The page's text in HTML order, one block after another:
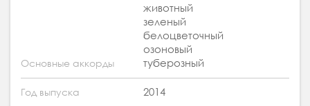
Основные аккорды
животный
зеленый
белоцветочный
озоновый
туберозный
Год выпуска 2014